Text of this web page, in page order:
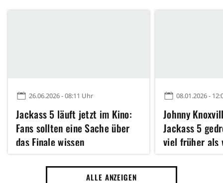
26.06.2026 - 08:11 Uhr
Jackass 5 läuft jetzt im Kino:
Fans sollten eine Sache über
das Finale wissen
08.01.2026 -
Johnny
Jackass 5
viel früher als
ALLE ANZEIGEN